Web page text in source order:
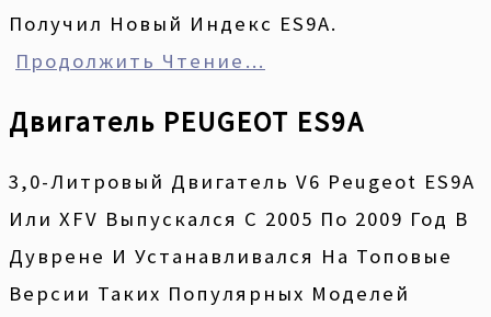
Получил Новый Индекс ES9A.
Продолжить Чтение…
Двигатель PEUGEOT ES9A
3,0-Литровый Двигатель V6 Peugeot ES9A
Или XFV Выпускался С 2005 По 2009 Год В
Дуврене И Устанавливался На Топовые
Версии Таких Популярных Моделей